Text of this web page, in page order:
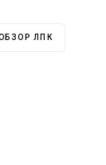
ЛПК